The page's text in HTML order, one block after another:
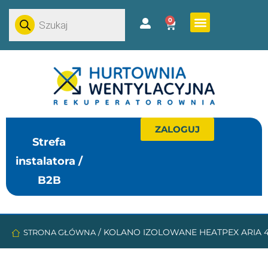
0
Strefa
instalatora /
B2B
ZALOGUJ
STRONA GŁÓWNA / KOLANO IZOLOWANE HEATPEX ARIA